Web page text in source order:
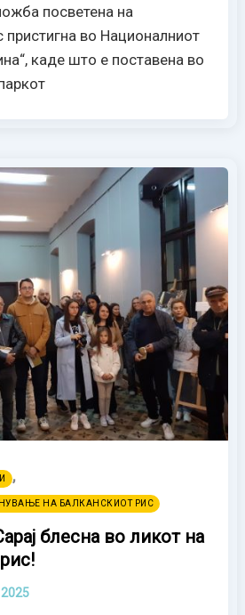
посветена на
пристигна во Националниот
каде што е поставена во
,
НА БАЛКАНСКИОТ РИС
блесна во ликот на